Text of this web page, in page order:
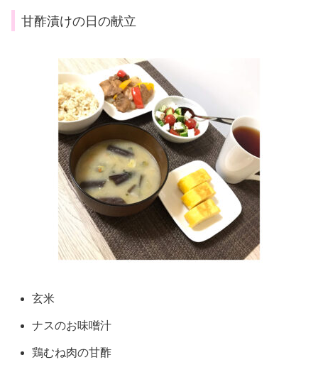
甘酢漬けの日の献立
玄米
ナスのお味噌汁
鶏むね肉の甘酢